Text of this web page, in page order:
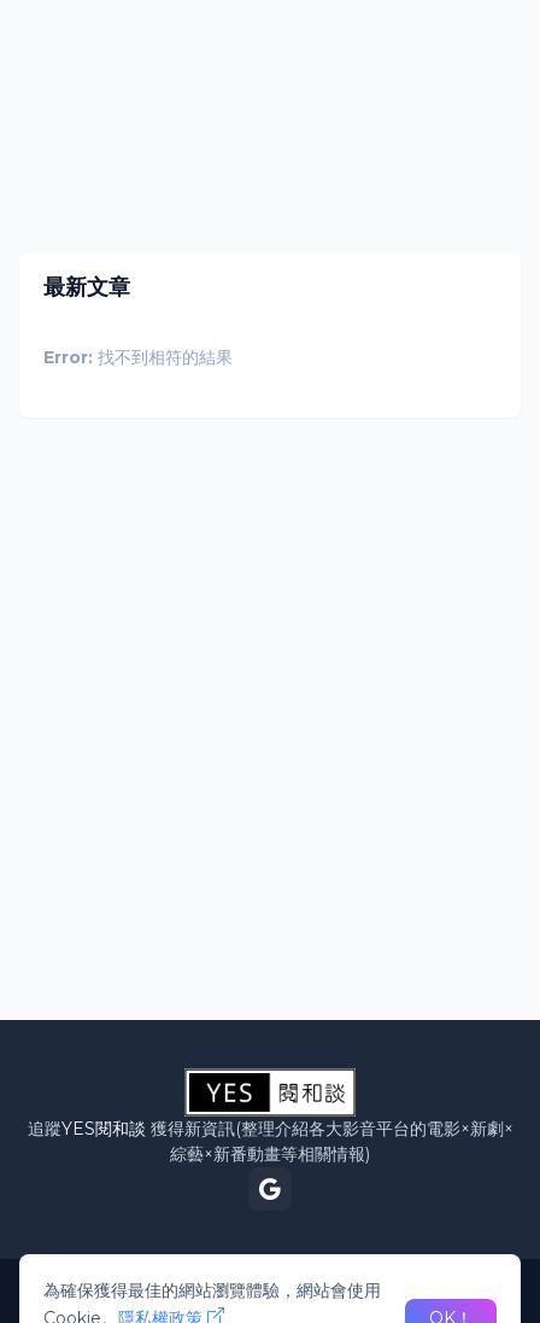
最新文章
Error: 找不到相符的結果
追蹤YES閱和談 獲得新資訊(整理介紹各大影音平台的電影×新劇×
綜藝×新番動畫等相關情報)
首頁Google新聞訂閱追劇日曆 小額贊助 關於網站
為確保獲得最佳的網站瀏覽體驗，網站會使用
Cookie。 隱私權政策 OK！